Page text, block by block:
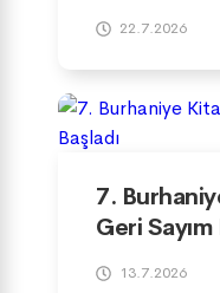
22.7.2026
7.
Geri Sayım
13.7.2026